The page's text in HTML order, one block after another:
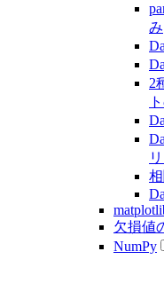
み
2
欠損値
NumPy